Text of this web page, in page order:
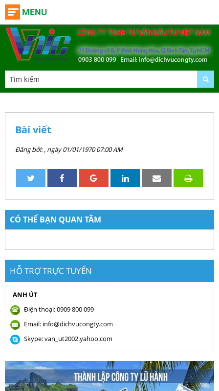
MENU
Bài viết
Đăng bởi:, ngày 01/01/1970 07:00 AM
CÓ THỂ BẠN QUAN TÂM
HỖ TRỢ TRỰC TUYẾN
ANH ÚT
Điện thoại: 0909 800 099
Email: info@dichvucongty.com
Skype: van_ut2002.yahoo.com